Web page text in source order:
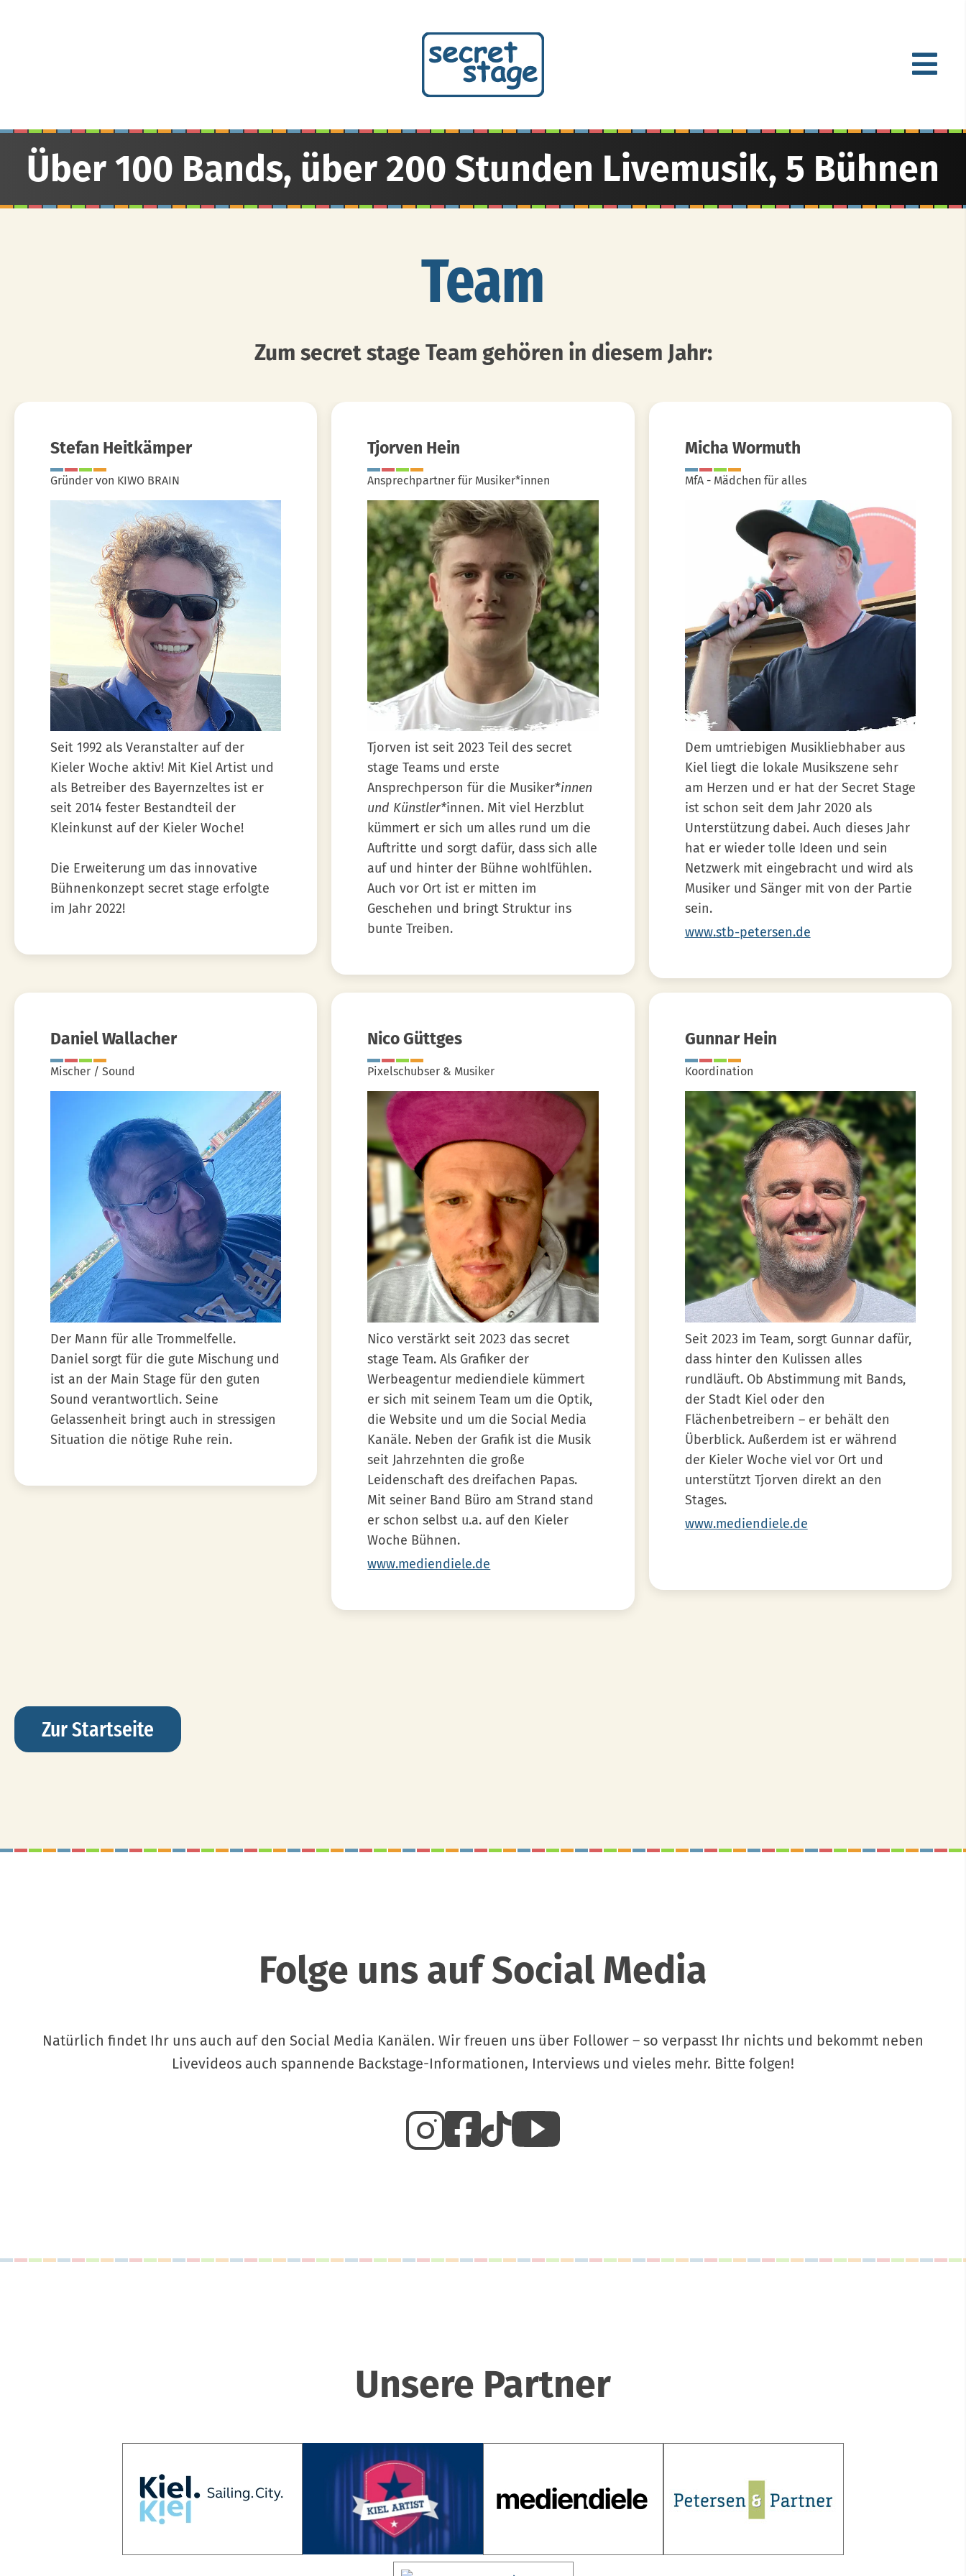
Über 100 Bands, über 200 Stunden Livemusik, 5 Bühnen
Team
Zum secret stage Team gehören in diesem Jahr:
Stefan Heitkämper
Gründer von KIWO BRAIN
Seit 1992 als Veranstalter auf der
Kieler Woche aktiv! Mit Kiel Artist und
als Betreiber des Bayernzeltes ist er
seit 2014 fester Bestandteil der
Kleinkunst auf der Kieler Woche!
Die Erweiterung um das innovative
Bühnenkonzept secret stage erfolgte
im Jahr 2022!
Tjorven Hein
Ansprechpartner für Musiker*innen
Tjorven ist seit 2023 Teil des secret
stage Teams und erste
Ansprechperson für die Musiker*innen
und Künstler*innen. Mit viel Herzblut
kümmert er sich um alles rund um die
Auftritte und sorgt dafür, dass sich alle
auf und hinter der Bühne wohlfühlen.
Auch vor Ort ist er mitten im
Geschehen und bringt Struktur ins
bunte Treiben.
Micha Wormuth
MfA - Mädchen für alles
Dem umtriebigen Musikliebhaber aus
Kiel liegt die lokale Musikszene sehr
am Herzen und er hat der Secret Stage
ist schon seit dem Jahr 2020 als
Unterstützung dabei. Auch dieses Jahr
hat er wieder tolle Ideen und sein
Netzwerk mit eingebracht und wird als
Musiker und Sänger mit von der Partie
sein.
www.stb-petersen.de
Daniel Wallacher
Mischer / Sound
Der Mann für alle Trommelfelle.
Daniel sorgt für die gute Mischung und
ist an der Main Stage für den guten
Sound verantwortlich. Seine
Gelassenheit bringt auch in stressigen
Situation die nötige Ruhe rein.
Nico Güttges
Pixelschubser & Musiker
Nico verstärkt seit 2023 das secret
stage Team. Als Grafiker der
Werbeagentur mediendiele kümmert
er sich mit seinem Team um die Optik,
die Website und um die Social Media
Kanäle. Neben der Grafik ist die Musik
seit Jahrzehnten die große
Leidenschaft des dreifachen Papas.
Mit seiner Band Büro am Strand stand
er schon selbst u.a. auf den Kieler
Woche Bühnen.
www.mediendiele.de
Gunnar Hein
Koordination
Seit 2023 im Team, sorgt Gunnar dafür,
dass hinter den Kulissen alles
rundläuft. Ob Abstimmung mit Bands,
der Stadt Kiel oder den
Flächenbetreibern – er behält den
Überblick. Außerdem ist er während
der Kieler Woche viel vor Ort und
unterstützt Tjorven direkt an den
Stages.
www.mediendiele.de
Zur Startseite
Folge uns auf Social Media
Natürlich findet Ihr uns auch auf den Social Media Kanälen. Wir freuen uns über Follower – so verpasst Ihr nichts und bekommt neben
Livevideos auch spannende Backstage-Informationen, Interviews und vieles mehr. Bitte folgen!
Unsere Partner